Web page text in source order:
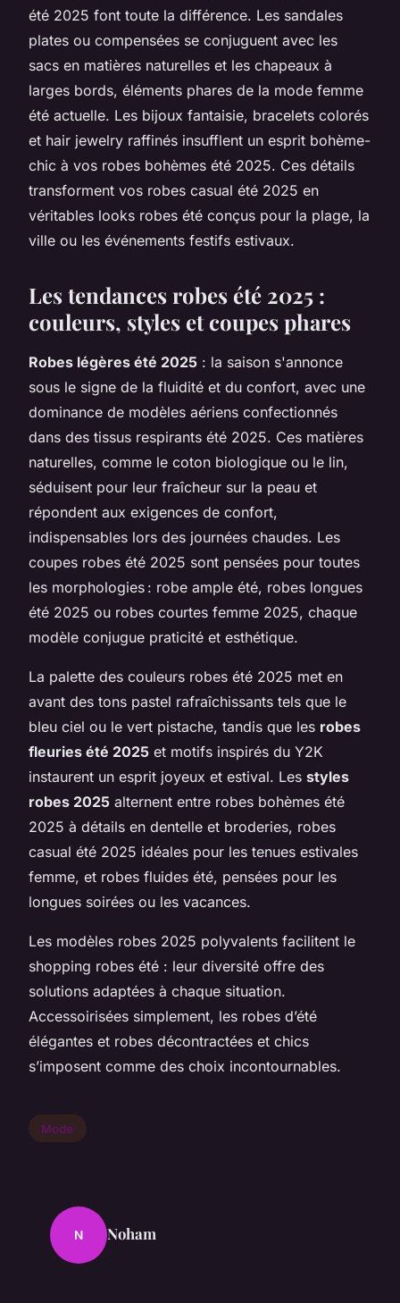
été 2025 font toute la différence. Les sandales
plates ou compensées se conjuguent avec les
sacs en matières naturelles et les chapeaux à
larges bords, éléments phares de la mode femme
été actuelle. Les bijoux fantaisie, bracelets colorés
et hair jewelry raffinés insufflent un esprit bohème-
chic à vos robes bohèmes été 2025. Ces détails
transforment vos robes casual été 2025 en
véritables looks robes été conçus pour la plage, la
ville ou les événements festifs estivaux.
Les tendances robes été 2025 :
couleurs, styles et coupes phares
Robes légères été 2025 : la saison s'annonce
sous le signe de la fluidité et du confort, avec une
dominance de modèles aériens confectionnés
dans des tissus respirants été 2025. Ces matières
naturelles, comme le coton biologique ou le lin,
séduisent pour leur fraîcheur sur la peau et
répondent aux exigences de confort,
indispensables lors des journées chaudes. Les
coupes robes été 2025 sont pensées pour toutes
les morphologies : robe ample été, robes longues
été 2025 ou robes courtes femme 2025, chaque
modèle conjugue praticité et esthétique.
La palette des couleurs robes été 2025 met en
avant des tons pastel rafraîchissants tels que le
bleu ciel ou le vert pistache, tandis que les robes
fleuries été 2025 et motifs inspirés du Y2K
instaurent un esprit joyeux et estival. Les styles
robes 2025 alternent entre robes bohèmes été
2025 à détails en dentelle et broderies, robes
casual été 2025 idéales pour les tenues estivales
femme, et robes fluides été, pensées pour les
longues soirées ou les vacances.
Les modèles robes 2025 polyvalents facilitent le
shopping robes été : leur diversité offre des
solutions adaptées à chaque situation.
Accessoirisées simplement, les robes d’été
élégantes et robes décontractées et chics
s’imposent comme des choix incontournables.
Mode
N Noham